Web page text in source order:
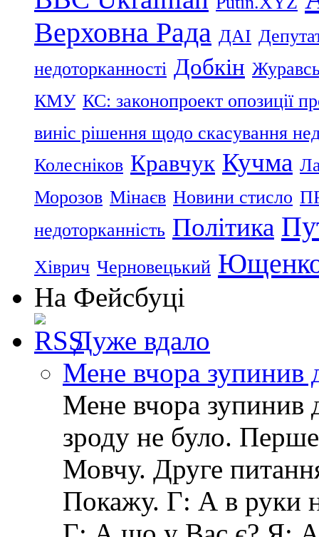
Верховна Рада ДАІ
недоторканності Добкін
КМУ КС: законопроект опозиції
виніс рішення щодо скасування
Колесніков Кравчук Кучма
Морозов Мінаєв Новини стисло
недоторканність Політика
Хіврич Черновецький
На Фейсбуці
Дуже вдало
Мене вчора зупинив
Мене вчора зупинив
зроду не було.
Мовчу. Друге
Покажу. Г: А в руки